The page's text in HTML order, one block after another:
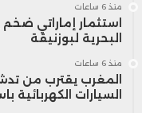
منذ 6 ساعات
استثمار إماراتي
البحرية لبوزنيقة
منذ 6 ساعات
المغرب يقترب من
السيارات الكهربائية باستثمار 65